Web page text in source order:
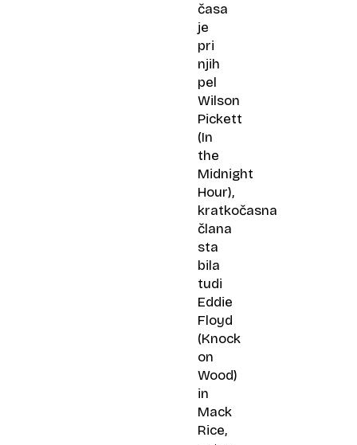
časa
je
pri
njih
pel
Wilson
Pickett
(In
the
Midnight
Hour),
kratkočasna
člana
sta
bila
tudi
Eddie
Floyd
(Knock
on
Wood)
in
Mack
Rice,